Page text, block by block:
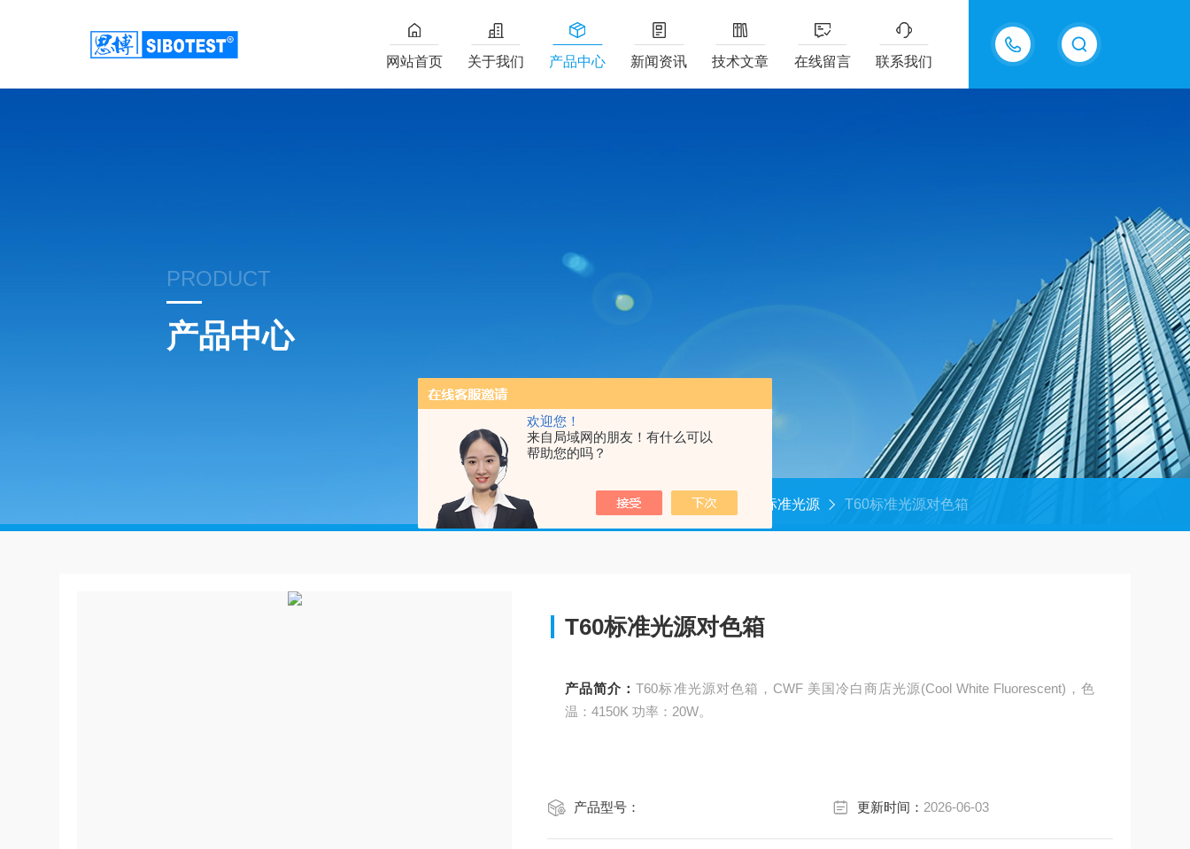
欢迎您！
来自局域网的朋友！有什么可以
帮助您的吗？
15098975615
网站首页 关于我们 产品中心 新闻资讯 技术文章 在线留言 联系我们
PRODUCT
产品中心
首页 产品中心 标准光源 T60标准光源对色箱
T60标准光源对色箱
产品简介：T60标准光源对色箱，CWF 美国冷白商店光源(Cool White Fluorescent)，色
温：4150K 功率：20W。
产品型号： 更新时间： 2026-06-03